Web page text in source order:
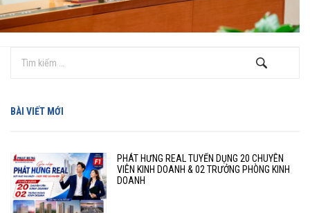
BÀI VIẾT MỚI
PHÁT HƯNG REAL TUYỂN DỤNG 20 CHUYÊN
VIÊN KINH DOANH & 02 TRƯỞNG PHÒNG KINH
DOANH